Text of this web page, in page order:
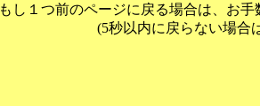
もし１つ前のページに戻る場合は、お
(5秒以内に戻らない場合